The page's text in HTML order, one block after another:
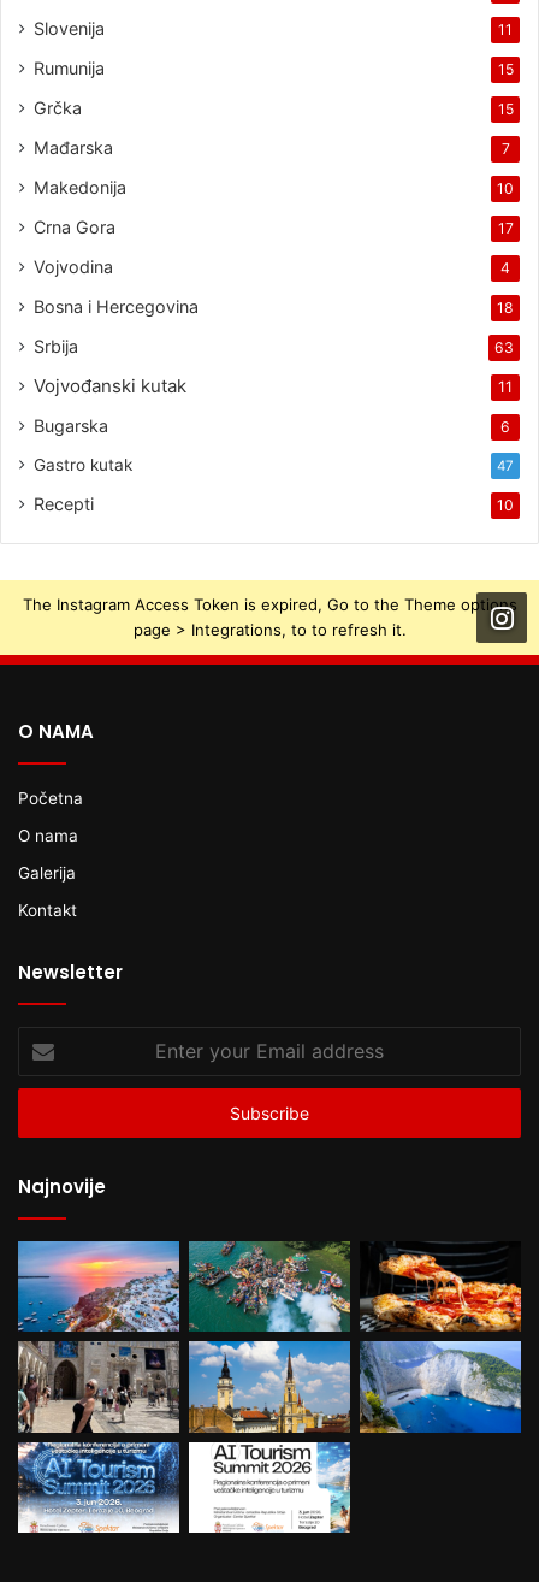
Slovenija 11
Rumunija 15
Grčka 15
Mađarska 7
Makedonija 10
Crna Gora 17
Vojvodina 4
Bosna i Hercegovina 18
Srbija 63
Vojvođanski kutak 11
Bugarska 6
Gastro kutak 47
Recepti 10
The Instagram Access Token is expired, Go to the Theme options
page > Integrations, to to refresh it.
O NAMA
Početna
O nama
Galerija
Kontakt
Newsletter
your
Email
Najnovije